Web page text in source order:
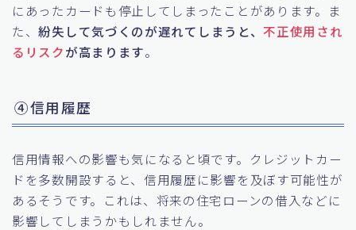
にあったカードも停止してしまったことがあります。ま
た、紛失して気づくのが遅れてしまうと、 不正使用され
るリスクが高まります。
④信用履歴
信用情報への影響も気になると頃です。クレジットカー
ドを多数開設すると、信用履歴に影響を及ぼす可能性が
あるそうです。これは、将来の住宅ローンの借入などに
影響してしまうかもしれません。